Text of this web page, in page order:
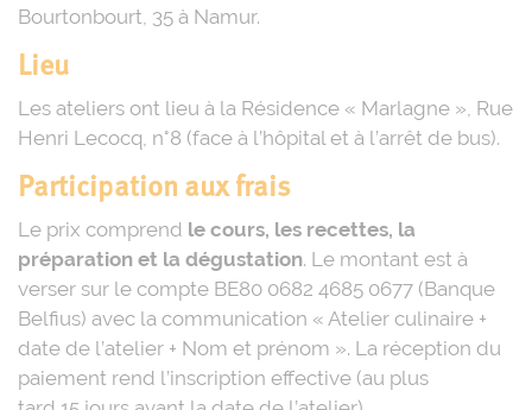
Bourtonbourt, 35 à Namur.
Lieu
Les ateliers ont lieu à la Résidence « Marlagne », Rue
Henri Lecocq, n°8 (face à l’hôpital et à l’arrêt de bus).
Participation aux frais
Le prix comprend le cours, les recettes, la
préparation et la dégustation. Le montant est à
verser sur le compte BE80 0682 4685 0677 (Banque
Belfius) avec la communication « Atelier culinaire +
date de l’atelier + Nom et prénom ». La réception du
paiement rend l’inscription effective (au plus